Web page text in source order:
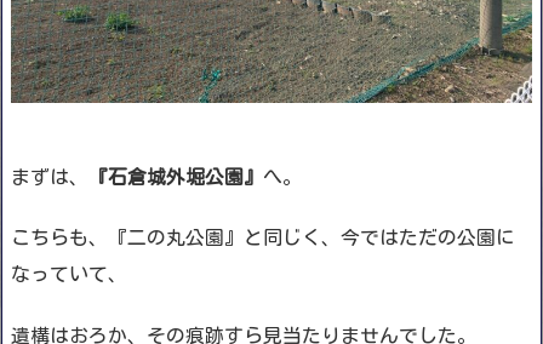
まずは、 『石倉城外堀公園』 へ。
こちらも、『二の丸公園』と同じく、今ではただの公園に
なっていて、
遺構はおろか、その痕跡すら見当たりませんでした。